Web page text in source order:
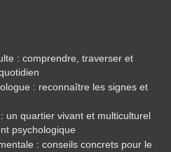
: comprendre, traverser et
: reconnaître les signes et
un quartier vivant et multiculturel
psychologique
: conseils concrets pour le